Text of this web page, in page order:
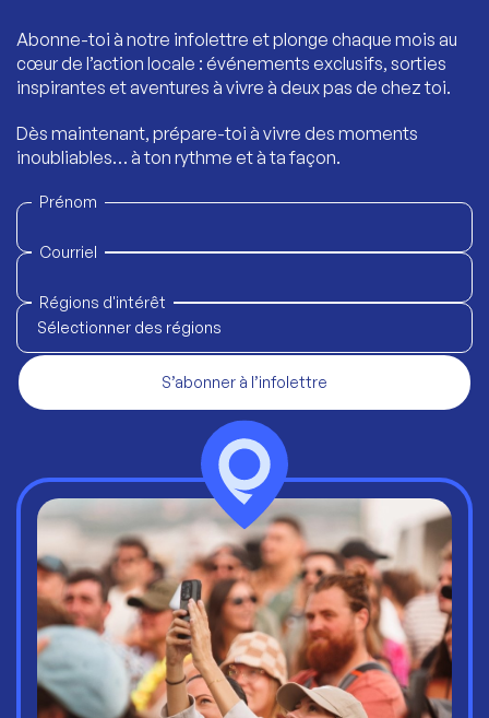
Abonne-toi à notre infolettre et plonge chaque mois au
cœur de l’action locale : événements exclusifs, sorties
inspirantes et aventures à vivre à deux pas de chez toi.
Dès maintenant, prépare-toi à vivre des moments
inoubliables… à ton rythme et à ta façon.
Prénom
Courriel
Régions d'intérêt
Sélectionner des régions
S’abonner à l’infolettre